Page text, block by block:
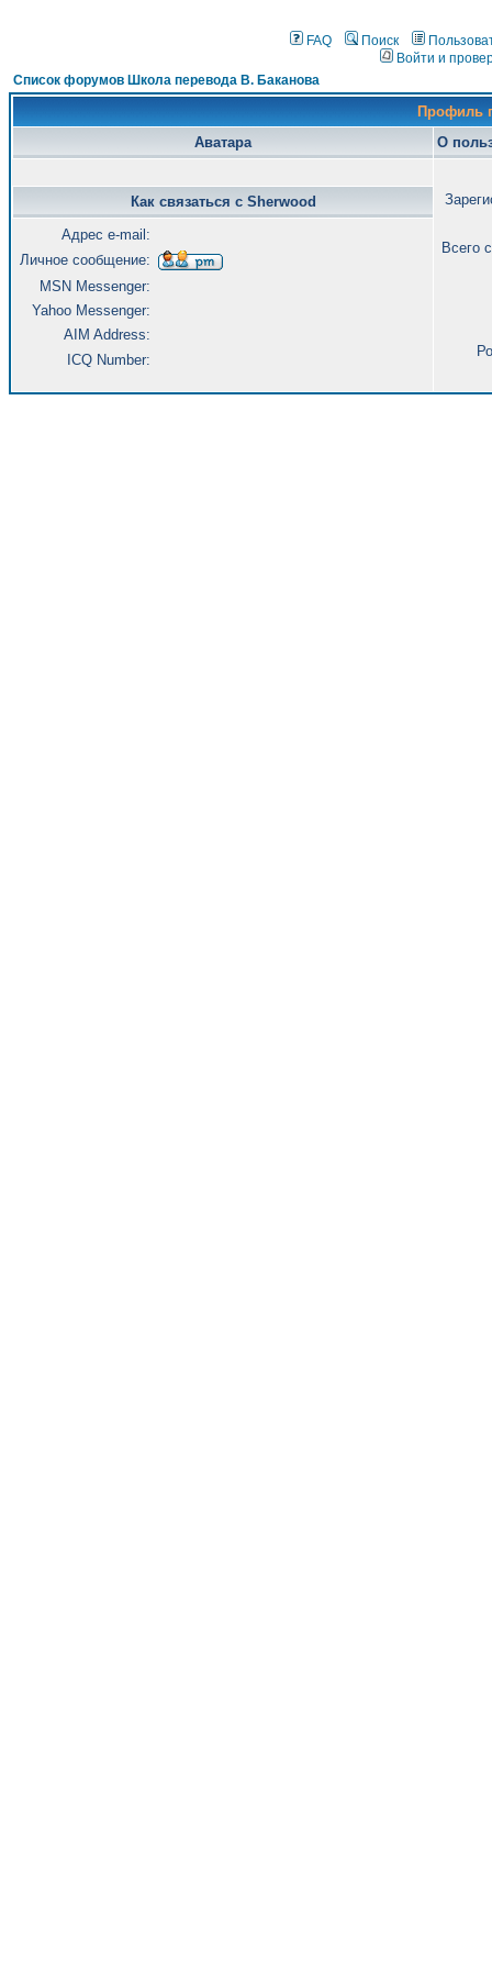
FAQ Поиск
Войти и
Список форумов Школа перевода В. Баканова
Профиль
Аватара
О
Всего
Как связаться с Sherwood
Адрес e-mail:
Личное сообщение:
MSN Messenger:
Yahoo Messenger:
AIM Address:
ICQ Number: